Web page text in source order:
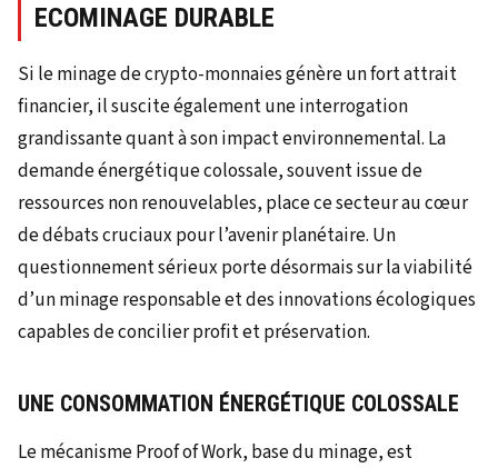
ECOMINAGE DURABLE
Si le minage de crypto-monnaies génère un fort attrait
financier, il suscite également une interrogation
grandissante quant à son impact environnemental. La
demande énergétique colossale, souvent issue de
ressources non renouvelables, place ce secteur au cœur
de débats cruciaux pour l’avenir planétaire. Un
questionnement sérieux porte désormais sur la viabilité
d’un minage responsable et des innovations écologiques
capables de concilier profit et préservation.
UNE CONSOMMATION ÉNERGÉTIQUE COLOSSALE
Le mécanisme Proof of Work, base du minage, est